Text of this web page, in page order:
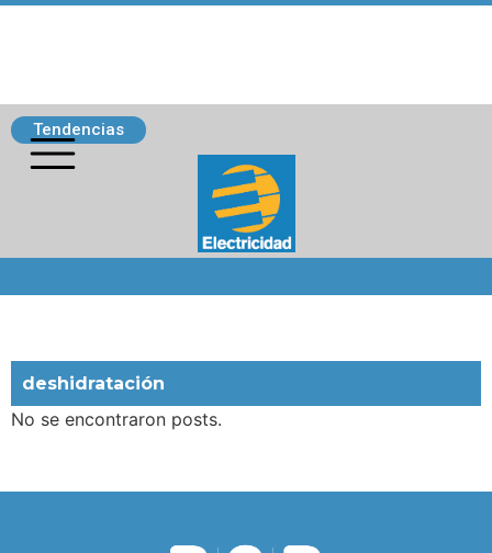
Tendencias
deshidratación
No se encontraron posts.